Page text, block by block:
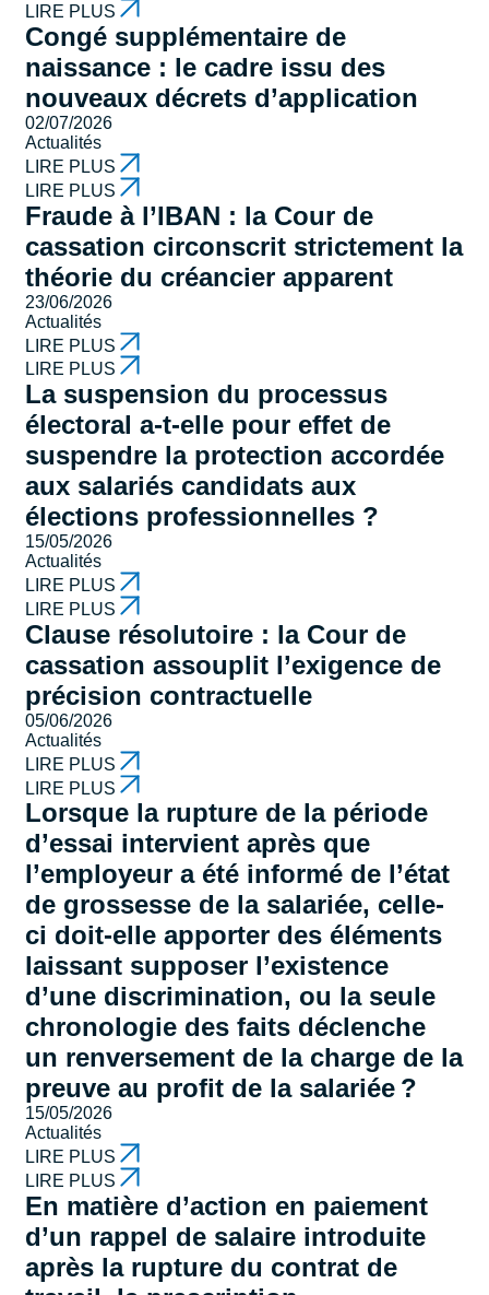
LIRE PLUS
Congé supplémentaire de
naissance : le cadre issu des
nouveaux décrets d’application
02/07/2026
Actualités
LIRE PLUS
LIRE PLUS
Fraude à l’IBAN : la Cour de
cassation circonscrit strictement la
théorie du créancier apparent
23/06/2026
Actualités
LIRE PLUS
LIRE PLUS
La suspension du processus
électoral a-t-elle pour effet de
suspendre la protection accordée
aux salariés candidats aux
élections professionnelles ?
15/05/2026
Actualités
LIRE PLUS
LIRE PLUS
Clause résolutoire : la Cour de
cassation assouplit l’exigence de
précision contractuelle
05/06/2026
Actualités
LIRE PLUS
LIRE PLUS
Lorsque la rupture de la période
d’essai intervient après que
l’employeur a été informé de l’état
de grossesse de la salariée, celle-
ci doit-elle apporter des éléments
laissant supposer l’existence
d’une discrimination, ou la seule
chronologie des faits déclenche
un renversement de la charge de la
preuve au profit de la salariée ?
15/05/2026
Actualités
LIRE PLUS
LIRE PLUS
En matière d’action en paiement
d’un rappel de salaire introduite
après la rupture du contrat de